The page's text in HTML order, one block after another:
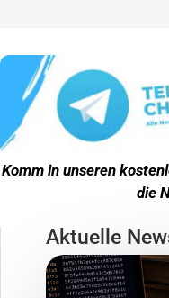
Komm in unseren
die
Aktuelle